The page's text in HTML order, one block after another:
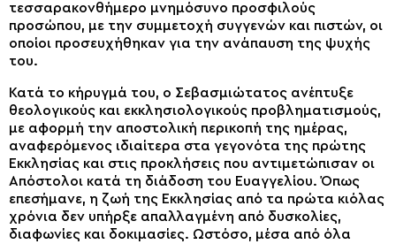
τεσσαρακονθήμερο μνημόσυνο προσφιλούς
προσώπου, με την συμμετοχή συγγενών και πιστών, οι
οποίοι προσευχήθηκαν για την ανάπαυση της ψυχής
του.
Κατά το κήρυγμά του, ο Σεβασμιώτατος ανέπτυξε
θεολογικούς και εκκλησιολογικούς προβληματισμούς,
με αφορμή την αποστολική περικοπή της ημέρας,
αναφερόμενος ιδιαίτερα στα γεγονότα της πρώτης
Εκκλησίας και στις προκλήσεις που αντιμετώπισαν οι
Απόστολοι κατά τη διάδοση του Ευαγγελίου. Όπως
επεσήμανε, η ζωή της Εκκλησίας από τα πρώτα κιόλας
χρόνια δεν υπήρξε απαλλαγμένη από δυσκολίες,
διαφωνίες και δοκιμασίες. Ωστόσο, μέσα από όλα